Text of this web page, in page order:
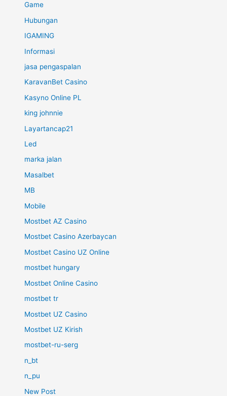
Game
Hubungan
IGAMING
Informasi
jasa pengaspalan
KaravanBet Casino
Kasyno Online PL
king johnnie
Layartancap21
Led
marka jalan
Masalbet
MB
Mobile
Mostbet AZ Casino
Mostbet Casino Azerbaycan
Mostbet Casino UZ Online
mostbet hungary
Mostbet Online Casino
mostbet tr
Mostbet UZ Casino
Mostbet UZ Kirish
mostbet-ru-serg
n_bt
n_pu
New Post